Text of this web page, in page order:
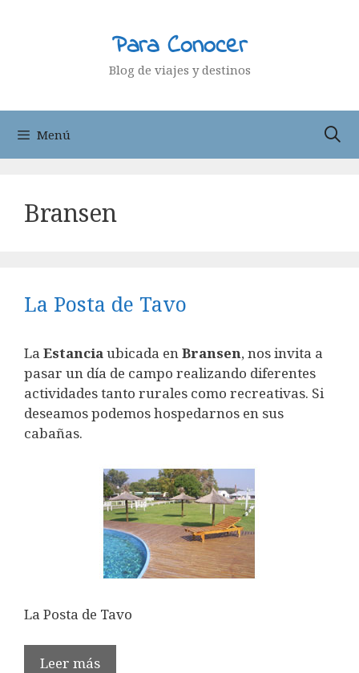
Para Conocer
Blog de viajes y destinos
Menú
Bransen
La Posta de Tavo
La Estanciaubicada enBransen, nos invita a
pasar un día de campo realizando diferentes
actividades tanto rurales como recreativas. Si
deseamos podemos hospedarnos en sus
cabañas.
La Posta de Tavo
Leer más